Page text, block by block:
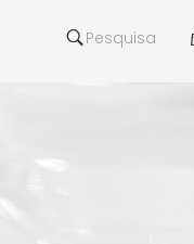
Pesquisa